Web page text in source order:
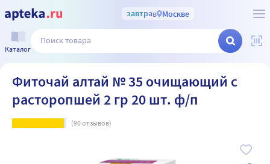
завтрав Москве
Каталог
Фиточай алтай № 35 очищающий с
расторопшей 2 гр 20 шт. ф/п
(90отзывов)